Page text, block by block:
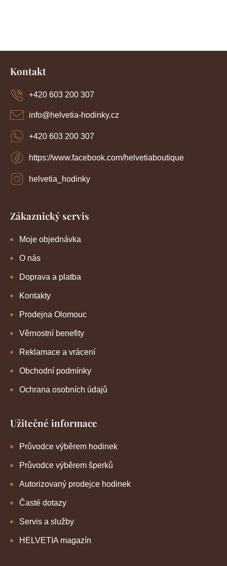
Z
Kontakt
info@helvetia-hodinky.cz
+420 603 200 307
https://www.facebook.com/helvetiaboutique
helvetia_hodinky
+420 603 200 307
Zákaznický servis
Moje objednávka
O nás
Doprava a platba
Kontakty
Prodejna Olomouc
Věrnostní benefity
Reklamace a vrácení
Obchodní podmínky
Ochrana osobních údajů
Užitečné informace
Průvodce výběrem hodinek
Průvodce výběrem šperků
Autorizovaný prodejce hodinek
Časté dotazy
Servis a služby
HELVETIA magazín